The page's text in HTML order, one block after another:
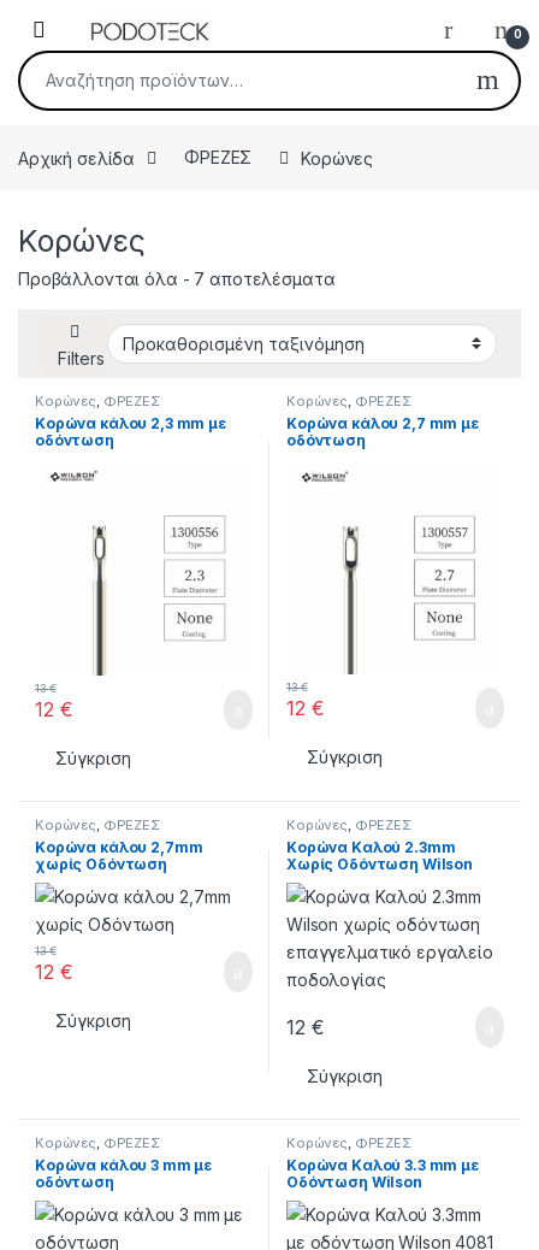
Open 0
Αναζήτηση για:
Αρχική σελίδα ΦΡΕΖΕΣ Κορώνες
Κορώνες
Προβάλλονται όλα - 7 αποτελέσματα
Filters
Κορώνες, ΦΡΕΖΕΣ
Κορώνα κάλου 2,3 mm με
οδόντωση
12 €
13€
Σύγκριση
Κορώνες, ΦΡΕΖΕΣ
Κορώνα κάλου 2,7 mm με
οδόντωση
12 €
13€
Σύγκριση
Κορώνες, ΦΡΕΖΕΣ
Κορώνα κάλου 2,7mm
χωρίς Οδόντωση
12 €
13€
Σύγκριση
Κορώνες, ΦΡΕΖΕΣ
Κορώνα Καλού 2.3mm
Χωρίς Οδόντωση Wilson
12 €
Σύγκριση
Κορώνες, ΦΡΕΖΕΣ
Κορώνα κάλου 3 mm με
οδόντωση
Κορώνες, ΦΡΕΖΕΣ
Κορώνα Καλού 3.3 mm με
Οδόντωση Wilson